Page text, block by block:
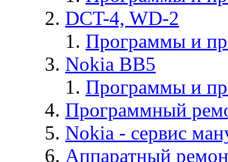
DCT-4, WD-2
Программы и
Nokia BB5
Программы и
Программный
Nokia - cервис
Аппаратный